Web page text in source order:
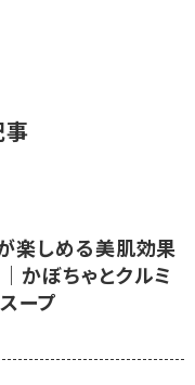
事
楽しめる美肌効果
かぼちゃとクルミ
ープ